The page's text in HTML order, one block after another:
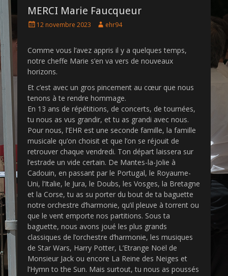
MERCI Marie Faucqueur
P
t
e
d
n
12 novembre 2023
A
h
o
ehr94
Comme vous l’avez appris il y a quelques temps,
notre cheffe Marie s’en va vers de nouveaux
horizons.
Et c’est avec un gros pincement au cœur que nous
tenons à te rendre hommage.
En 13 ans de répétitions, de concerts, de tournées,
tu nous as vus grandir, et tu as grandi avec nous.
Pour nous, l’EHR est une seconde famille, la famille
musicale qu’on choisit et que l’on se réjouit de
retrouver chaque vendredi. Ton départ laissera sur
l’estrade un vide certain. De Mantes-la-Jolie à
Cadouin, en passant par le Portugal, le Royaume-
Uni, l’Italie, le Jura, le Doubs, les Vosges, la Bretagne
et la Corse, tu as su porter du bout de ta baguette
notre orchestre d’harmonie, qu’il pleuve à torrent ou
que le vent emporte nos partitions. Sous ta
baguette, nous avons joué les plus grands
classiques de l’orchestre d’harmonie, les musiques
de Star Wars, Harry Potter, L’Etrange Noël de
Monsieur Jack ou encore La Reine des Neiges et
l’Hymn to the Sun. Mais surtout, tu nous as poussés